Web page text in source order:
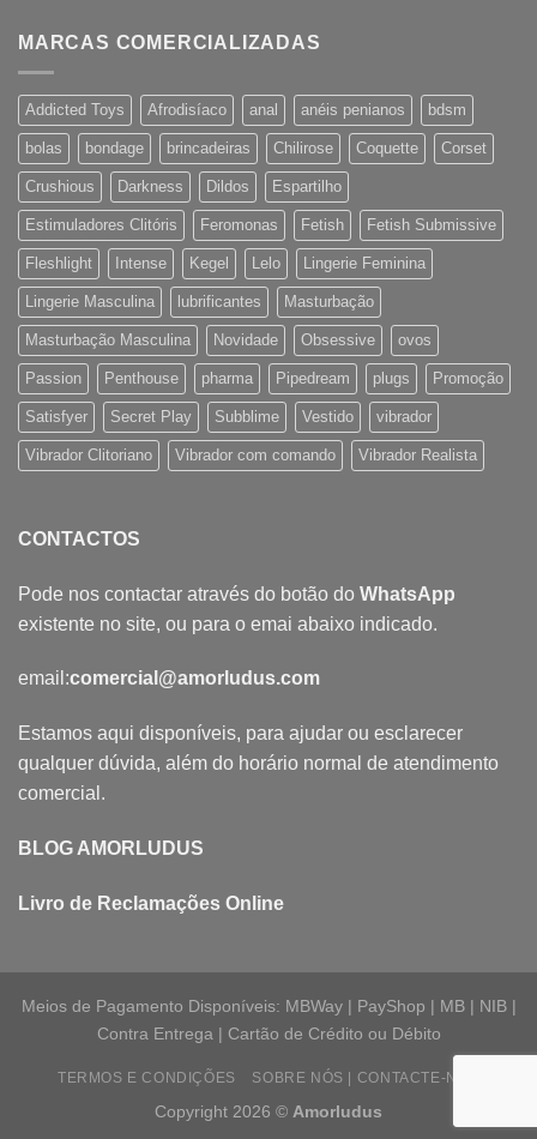
MARCAS COMERCIALIZADAS
Addicted Toys Afrodisíaco anal anéis penianos bdsm
bolas bondage brincadeiras Chilirose Coquette Corset
Crushious Darkness Dildos Espartilho
Estimuladores Clitóris Feromonas Fetish Fetish Submissive
Fleshlight Intense Kegel Lelo Lingerie Feminina
Lingerie Masculina lubrificantes Masturbação
Masturbação Masculina Novidade Obsessive ovos
Passion Penthouse pharma Pipedream plugs Promoção
Satisfyer Secret Play Subblime Vestido vibrador
Vibrador Clitoriano Vibrador com comando Vibrador Realista
CONTACTOS
Pode nos contactar através do botão do WhatsApp
existente no site, ou para o emai abaixo indicado.
email:comercial@amorludus.com
Estamos aqui disponíveis, para ajudar ou esclarecer
qualquer dúvida, além do horário normal de atendimento
comercial.
BLOG AMORLUDUS
Livro de Reclamações Online
Meios de Pagamento Disponíveis: MBWay | PayShop | MB | NIB |
Contra Entrega | Cartão de Crédito ou Débito
TERMOS E CONDIÇÕES SOBRE NÓS | CONTACTE-NOS
Copyright 2026 © Amorludus